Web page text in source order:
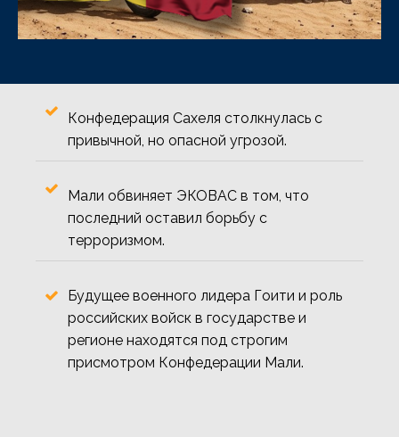
Конфедерация Сахеля столкнулась с
привычной, но опасной угрозой.
Мали обвиняет ЭКОВАС в том, что
последний оставил борьбу с
терроризмом.
Будущее военного лидера Гоити и роль
российских войск в государстве и
регионе находятся под строгим
присмотром Конфедерации Мали.